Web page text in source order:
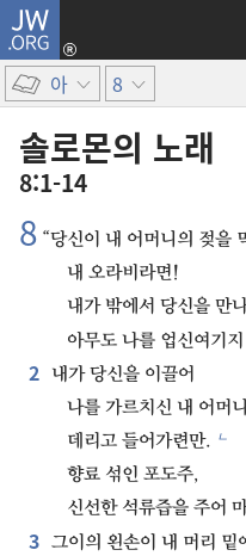
JW.ORG
아 8
솔로몬의 노래
8:1-14
8 “당신이 내 어머니의 젖을
내 오라비라면!
내가 밖에서 당신을 만
아무도 나를 업신여기
2
내가 당신을 이끌어
나를 가르치신 내 어머
데리고 들어가련만. ㄴ
향료 섞인 포도주,
신선한 석류즙을 주어
3 그이의 왼손이 내 머리 밑